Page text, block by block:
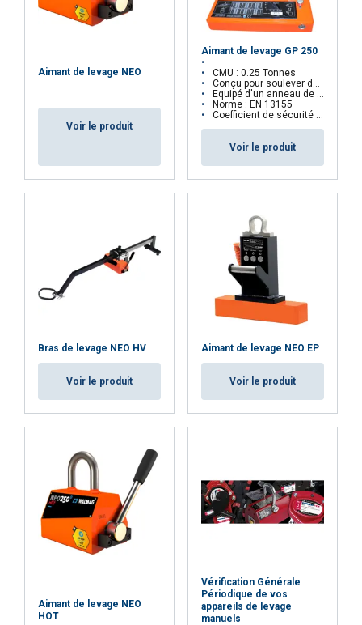
Aimant de levage NEO
Voir le produit
Aimant de levage GP 250
CMU : 0.25 Tonnes
Conçu pour soulever des tôles et des plaques d'acier
Equipé d'un anneau de levage qui peut être verrouillé en position verticale
Norme : EN 13155
Coefficient de sécurité : 4:1
Voir le produit
Bras de levage NEO HV
Voir le produit
Aimant de levage NEO EP
Voir le produit
Aimant de levage NEO
HOT
Vérification Générale
Périodique de vos
appareils de levage
manuels
ENGLISH
Ce site Web utilise des cookies
contenu, les publicités et analyser notre trafic.
Nous partageons également des informations
sur votre utilisation de notre site avec nos
partenaires de publicité et d'analyse qui peuvent
vous leur avez fournies ou qu'ils ont collectées
lors de votre utilisation de leurs services.
Privacy Policy
nécessaires
Performance Ciblage
Non classifiés
ACCEPTER TOUT
AFFICHER LES DÉTAILS